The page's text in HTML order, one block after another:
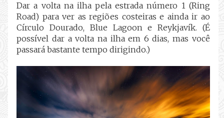
Dar a volta na ilha pela estrada número 1 (Ring
Road) para ver as regiões costeiras e ainda ir ao
Círculo Dourado, Blue Lagoon e Reykjavík. (É
possível dar a volta na ilha em 6 dias, mas você
passará bastante tempo dirigindo.)